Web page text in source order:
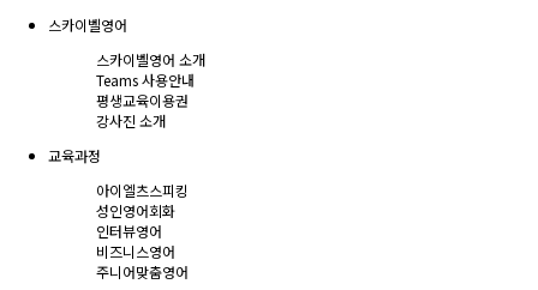
스카이벨영어
스카이벨영어 소개
Teams 사용안내
평생교육이용권
강사진 소개
교육과정
아이엘츠스피킹
성인영어회화
인터뷰영어
비즈니스영어
주니어맞춤영어